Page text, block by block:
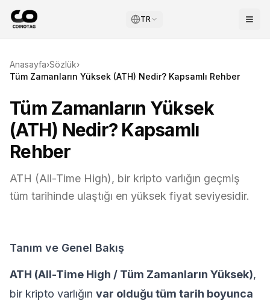
TR
Anasayfa›Sözlük›
Tüm Zamanların Yüksek (ATH) Nedir? Kapsamlı Rehber
Tüm Zamanların Yüksek
(ATH) Nedir? Kapsamlı
Rehber
ATH (All-Time High), bir kripto varlığın geçmiş
tüm tarihinde ulaştığı en yüksek fiyat seviyesidir.
Tanım ve Genel Bakış
ATH (All-Time High / Tüm Zamanların Yüksek),
bir kripto varlığın var olduğu tüm tarih boyunca